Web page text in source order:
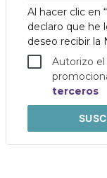
corporativo
Al hacer clic en
declaro que he
deseo recibir la
Autorizo
terceros